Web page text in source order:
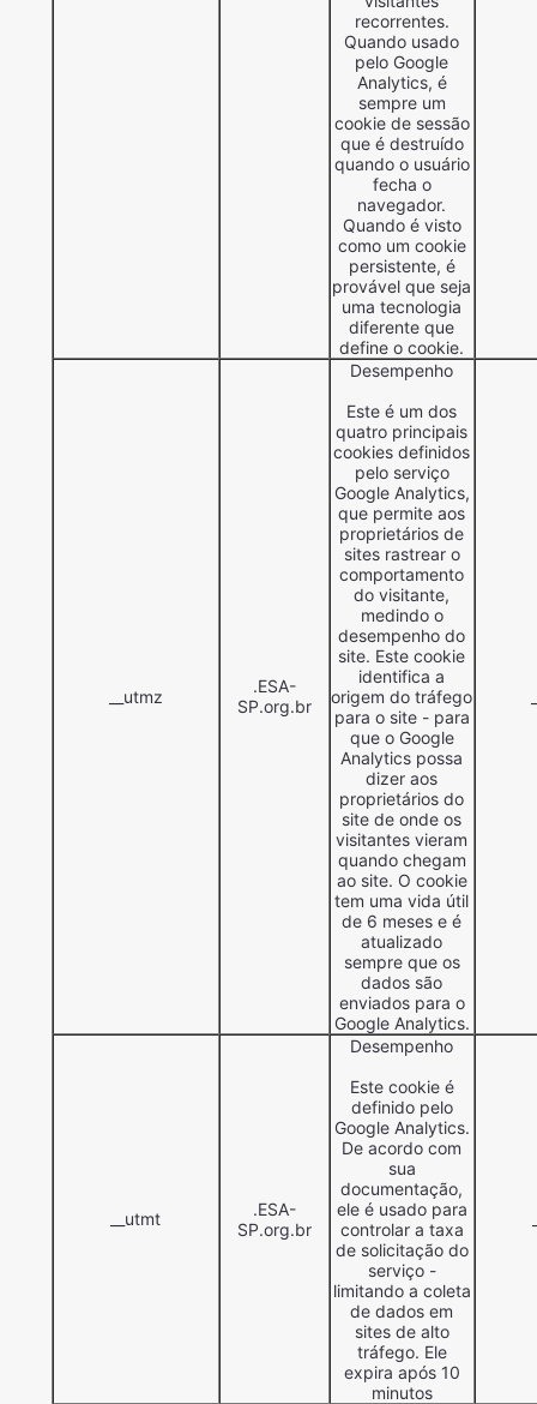
recorrentes.
Quando usado
pelo Google
Analytics, é
sempre um
cookie de sessão
que é destruído
quando o usuário
fecha o
navegador.
Quando é visto
como um cookie
persistente, é
provável que seja
uma tecnologia
diferente que
define o cookie.
__utmz
.ESA-
SP.org.br
Desempenho
Este é um dos
quatro principais
cookies definidos
pelo serviço
Google Analytics,
que permite aos
proprietários de
sites rastrear o
comportamento
do visitante,
medindo o
desempenho do
site. Este cookie
identifica a
origem do tráfego
para o site - para
que o Google
Analytics possa
dizer aos
proprietários do
site de onde os
visitantes vieram
quando chegam
ao site. O cookie
tem uma vida útil
de 6 meses e é
atualizado
sempre que os
dados são
enviados para o
Google Analytics.
__utmt
.ESA-
SP.org.br
Desempenho
Este cookie é
definido pelo
Google Analytics.
De acordo com
sua
documentação,
ele é usado para
controlar a taxa
de solicitação do
serviço -
limitando a coleta
de dados em
sites de alto
tráfego. Ele
expira após 10
minutos